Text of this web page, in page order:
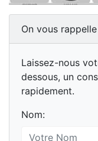
On vous rappelle
Laissez-nous
dessous, un
rapidement.
Nom: